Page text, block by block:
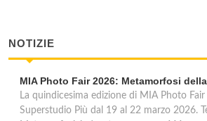
largo Augusto 10, Milano
Lloyd
corso di Porta Romana 48, Milano
NOTIZIE
MIA Photo Fair 2026: Metamorfosi
La quindicesima edizione di MIA Photo
Superstudio Più dal 19 al 22 marzo 2026.